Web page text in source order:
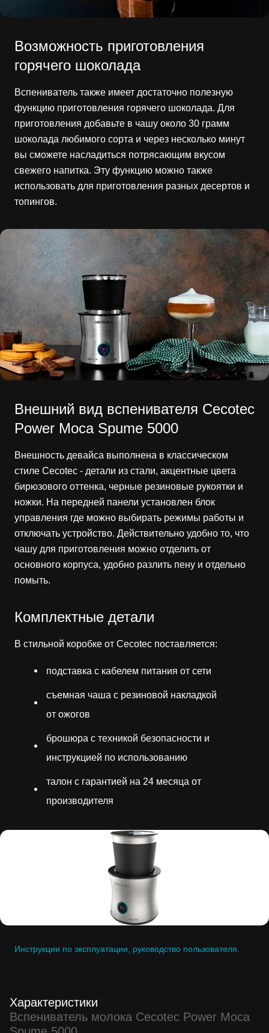
Возможность приготовления
горячего шоколада
Вспениватель также имеет достаточно полезную
функцию приготовления горячего шоколада. Для
приготовления добавьте в чашу около 30 грамм
шоколада любимого сорта и через несколько минут
вы сможете насладиться потрясающим вкусом
свежего напитка. Эту функцию можно также
использовать для приготовления разных десертов и
топингов.
Внешний вид вспенивателя Cecotec
Power Moca Spume 5000
Внешность девайса выполнена в классическом
стиле Cecotec - детали из стали, акцентные цвета
бирюзового оттенка, черные резиновые рукоятки и
ножки. На передней панели установлен блок
управления где можно выбирать режимы работы и
отключать устройство. Действительно удобно то, что
чашу для приготовления можно отделить от
основного корпуса, удобно разлить пену и отдельно
помыть.
Комплектные детали
В стильной коробке от Cecotec поставляется:
подставка с кабелем питания от сети
съемная чаша с резиновой накладкой
от ожогов
брошюра с техникой безопасности и
инструкцией по использованию
талон с гарантией на 24 месяца от
производителя
Инструкции по эксплуатации, руководство пользователя.
Характеристики
Вспениватель молока Cecotec Power Moca